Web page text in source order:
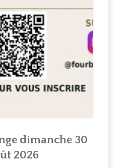
dimanche 30
2026